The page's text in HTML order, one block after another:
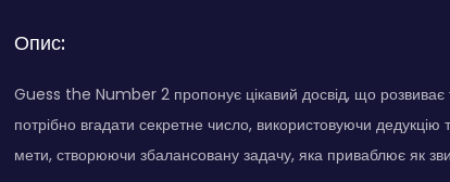
Опис:
Guess the Number 2 пропонує цікавий досвід, що розвиває
потрібно вгадати секретне число, використовуючи
мети, створюючи збалансовану задачу, яка приваблює як